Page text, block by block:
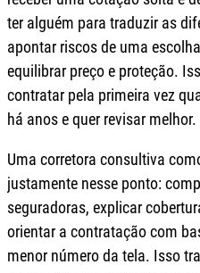
ter alguém para traduzir as
apontar riscos de uma
equilibrar preço e proteção.
contratar pela primeira vez
há anos e quer revisar melhor.
Uma corretora consultiva
justamente nesse ponto:
seguradoras, explicar
orientar a contratação com
menor número da tela. Isso